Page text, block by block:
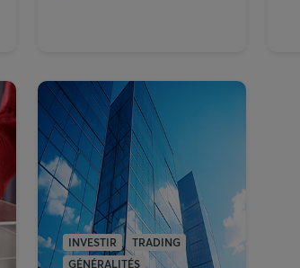
INVESTIR
TRADING
GÉNÉRALITÉS